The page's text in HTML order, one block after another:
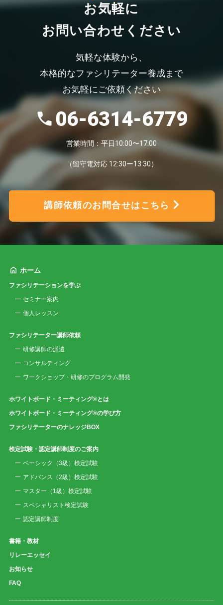
お気軽に
お問い合わせください
気軽な体験から、
本格的なファシリテーター養成まで
お気軽にご依頼ください
06-6314-6779
営業時間：平日10:00〜17:00
（留守電対応 12:30ー13:30）
講師依頼のお問合せはこちら
ホーム
ファシリテーションを学ぶ
セミナー案内
個人レッスン
ファシリテーター講師依頼
研修講師の派遣
コンサルティング
ワークショップ・研修のプログラム開発
ホワイトボード・ミーティング®とは
ホワイトボード・ミーティング®の学び方
ファシリテーターのナレッジBOX
検定試験・認定講師制度のご案内
ベーシック（3級）検定試験
アドバンス（2級）検定試験
マスター（1級）検定試験
スペシャリスト検定試験
認定講師制度
書籍・教材
リレーエッセイ
お知らせ
FAQ